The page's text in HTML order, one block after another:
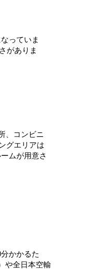
っていま
がありま
、コンビニ
グエリアは
ムが用意さ
かかるた
や全日本空輸